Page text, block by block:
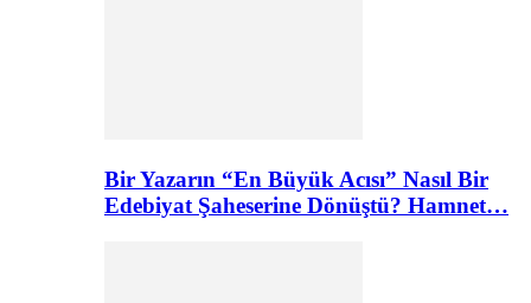
Bir Yazarın “En Büyük Acısı” Nasıl Bir
Edebiyat Şaheserine Dönüştü? Hamnet…